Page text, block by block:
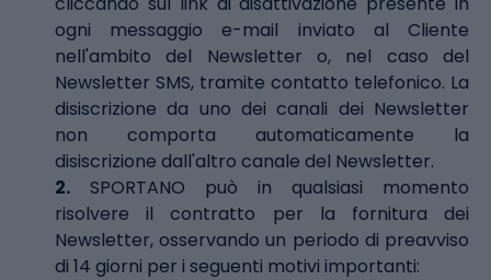
ogni messaggio e-mail inviato al Cliente
nell'ambito del Newsletter o, nel caso del
Newsletter SMS, tramite contatto telefonico. La
disiscrizione da uno dei canali dei Newsletter
non comporta automaticamente la
disiscrizione dall'altro canale del Newsletter.
2. SPORTANO può in qualsiasi momento
risolvere il contratto per la fornitura dei
Newsletter, osservando un periodo di preavviso
di 14 giorni per i seguenti motivi importanti: